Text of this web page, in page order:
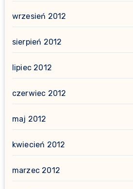
wrzesień 2012
sierpień 2012
lipiec 2012
czerwiec 2012
maj 2012
kwiecień 2012
marzec 2012